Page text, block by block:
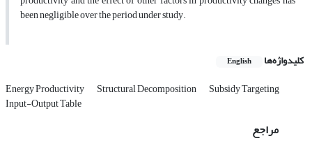
been negligible over the period under study.
کلیدواژه‌ها English
Energy Productivity Structural Decomposition Subsidy Targeting
Input-Output Table
مراجع